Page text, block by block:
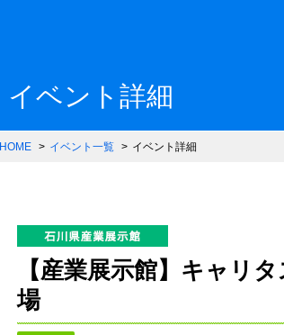
一般財団法人石川県
イベント詳細
HOME イベント一覧 イベント詳細
【産業展示館】キャ
場